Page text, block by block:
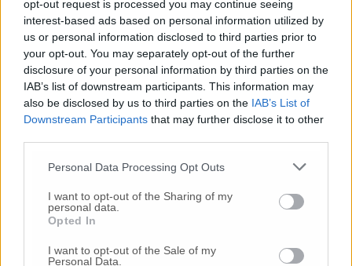
opt-out request is processed you may continue seeing
interest-based ads based on personal information utilized by
us or personal information disclosed to third parties prior to
your opt-out. You may separately opt-out of the further
disclosure of your personal information by third parties on the
IAB’s list of downstream participants. This information may
also be disclosed by us to third parties on the IAB’s List of
Downstream Participants that may further disclose it to other
Personal Data Processing Opt Outs
I want to opt-out of the Sharing of my
personal data.
Opted In
I want to opt-out of the Sale of my
Personal Data.
situazione precedente. La stessa grazie alla
quale oggi piangiamo più di 32.000 morti
(stando solo ai numeri ufficiali. In realtà
ormai tutti convengono che dovrebbero essere
molti di più) e almeno 25.000 operatori
sanitari contagiati.Per tutte queste ragioni, il
giorno 29 maggio invitiamo tutti gli operatori
sanitari e cittadini a partecipare al presidio
che si terrà il 29 maggioi dalle 10.30 alle 13
sotto il Palazzo della regione Marche»